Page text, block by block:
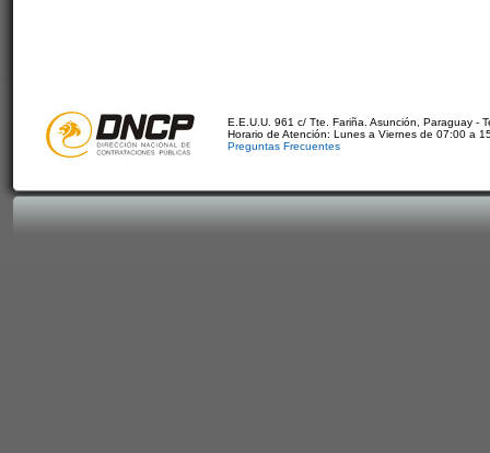
E.E.U.U. 961 c/ Tte. Fariña. Asunción, Paraguay -
Horario de Atención: Lunes a Viernes de 07:00 a
Preguntas Frecuentes